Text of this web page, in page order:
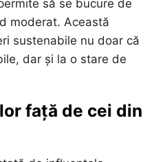
să se bucure de
moderat. Această
sustenabile nu doar că
dar și la o stare de
față de cei din